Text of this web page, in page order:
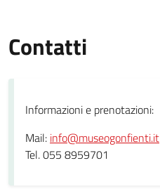
Contatti
Informazioni e prenotazioni:
Mail: info@museogonfienti.it
Tel. 055 8959701